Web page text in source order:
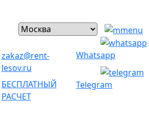
zakaz@rent-
lesov.ru
БЕСПЛАТНЫЙ
РАСЧЕТ
Whatsapp
Telegram